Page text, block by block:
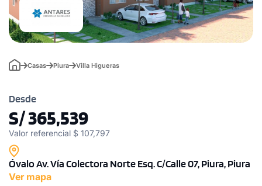
Casas Piura Villa Higueras
Desde
S/ 365,539
Valor referencial $ 107,797
Óvalo Av. Vía Colectora Norte Esq. C/Calle 07, Piura, Piura
Ver mapa